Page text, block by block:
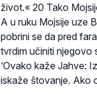
život.« 20 Tako
A u ruku Mojsije uze
pobrini se da pred
tvrdim učiniti njegovo
‘Ovako kaže Jahve:
iskaže štovanje. Ako